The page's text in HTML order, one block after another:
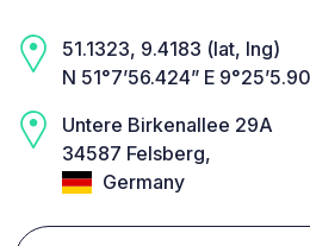
51.1323, 9.4183 (lat, lng)
N 51°7’56.424” E
Untere Birkenallee 29A
34587 Felsberg,
Germany